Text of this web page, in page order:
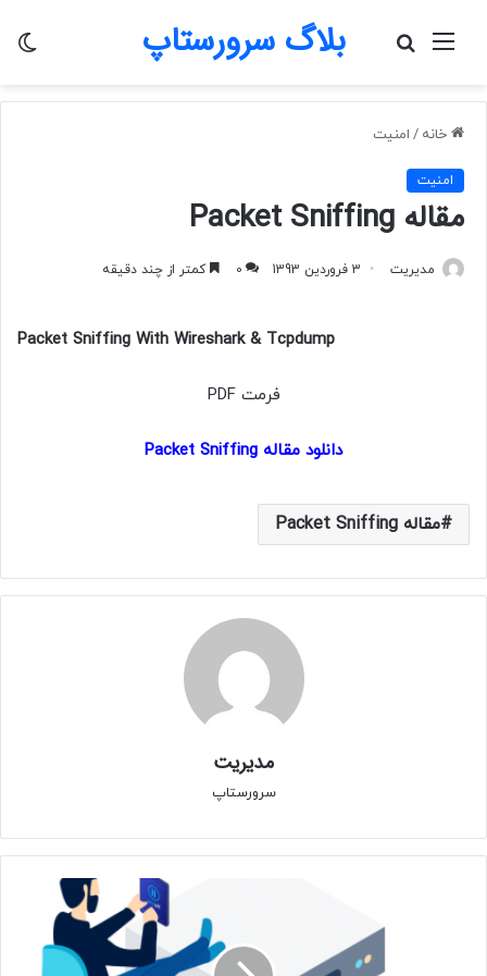
بلاگ سرورستاپ منو
جستجو
خانه / امنیت
امنیت
مقاله Packet Sniffing
مدیریت 3 فروردین 1393 0 کمتر از چند دقیقه
Packet Sniffing With Wireshark & Tcpdump
فرمت PDF
دانلود مقاله Packet Sniffing
مقاله Packet Sniffing
مدیریت
سرورستاپ